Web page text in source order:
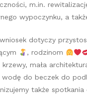
m.in.
wypoczynku, a
dotyczy
, rodzinom
krzewy, mała
wodę do beczek do
także